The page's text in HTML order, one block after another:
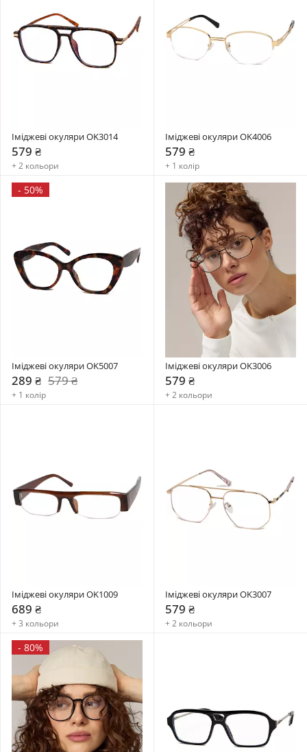
Іміджеві окуляри OK3014
579 ₴
+ 2 кольори
Іміджеві окуляри OK4006
579 ₴
+ 1 колір
- 50%
Іміджеві окуляри OK5007
289 ₴ 579 ₴
+ 1 колір
Іміджеві окуляри OK3006
579 ₴
+ 2 кольори
Іміджеві окуляри OK1009
689 ₴
+ 3 кольори
Іміджеві окуляри OK3007
579 ₴
+ 2 кольори
- 80%